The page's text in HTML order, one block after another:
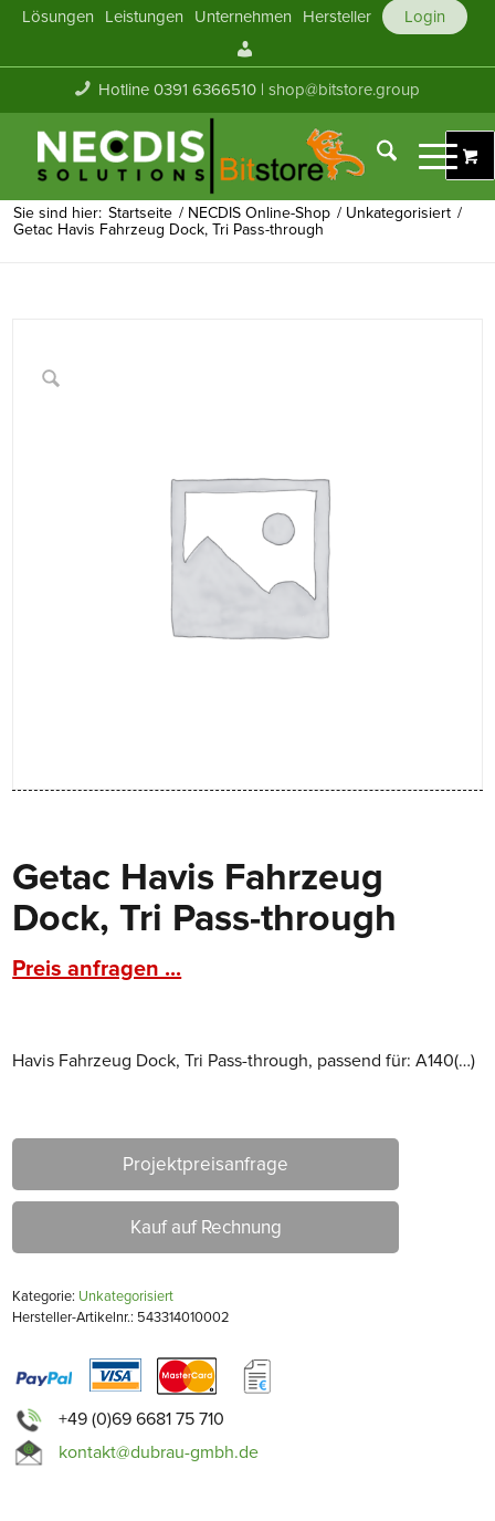
Lösungen Leistungen Unternehmen Hersteller
Login
Konto
Hotline 0391 6366510 |shop@bitstore.group
Sie sind hier: Startseite / NECDIS Online-Shop / Unkategorisiert /
Getac Havis Fahrzeug Dock, Tri Pass-through
Getac Havis Fahrzeug
Dock, Tri Pass-through
Preis anfragen ...
Havis Fahrzeug Dock, Tri Pass-through, passend für: A140(…)
Projektpreisanfrage
Kauf auf Rechnung
Kategorie: Unkategorisiert
Hersteller-Artikelnr.: 543314010002
+49 (0)69 6681 75 710
kontakt@dubrau-gmbh.de